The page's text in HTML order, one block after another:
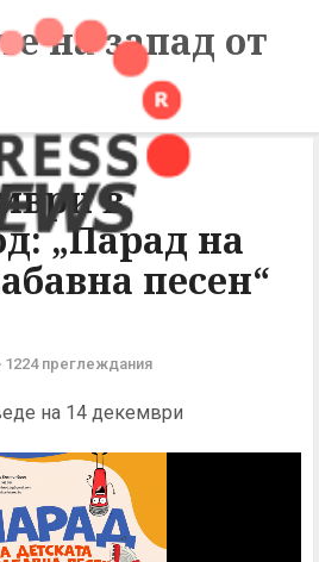
на запад от
в
„Парад на
песен“
1224 преглеждания
на 14 декември